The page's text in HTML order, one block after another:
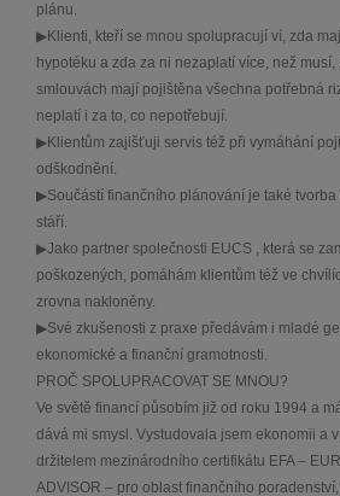
plánu.
▶Klienti, kteří se mnou spolupracují ví, zda
hypotéku a zda za ni nezaplatí více, než
smlouvách mají pojištěna všechna potřebná
neplatí i za to, co nepotřebují.
▶Klientům zajišťuji servis též při vymáhání
odškodnění.
▶Součástí finančního plánování je také tvorba
stáří.
▶Jako partner společnosti EUCS , která se
poškozených, pomáhám klientům též ve
zrovna nakloněny.
▶Své zkušenosti z praxe předávám i mladé
ekonomické a finanční gramotnosti.
PROČ SPOLUPRACOVAT SE MNOU?
Ve světě financí působím již od roku 1994 a
dává mi smysl. Vystudovala jsem ekonomii a
držitelem mezinárodního certifikátu EFA –
ADVISOR – pro oblast finančního